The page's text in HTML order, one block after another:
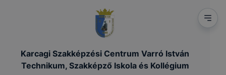
Karcagi Szakképzési Centrum Varró István
Technikum, Szakképző Iskola és Kollégium